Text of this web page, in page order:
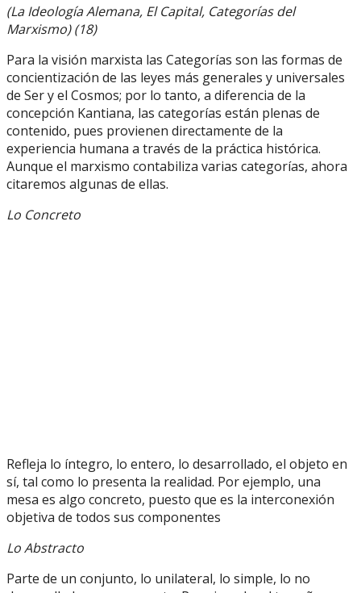
(La Ideología Alemana, El Capital, Categorías del
Marxismo) (18)
Para la visión marxista las Categorías son las formas de
concientización de las leyes más generales y universales
de Ser y el Cosmos; por lo tanto, a diferencia de la
concepción Kantiana, las categorías están plenas de
contenido, pues provienen directamente de la
experiencia humana a través de la práctica histórica.
Aunque el marxismo contabiliza varias categorías, ahora
citaremos algunas de ellas.
Lo Concreto
Refleja lo íntegro, lo entero, lo desarrollado, el objeto en
sí, tal como lo presenta la realidad. Por ejemplo, una
mesa es algo concreto, puesto que es la interconexión
objetiva de todos sus componentes
Lo Abstracto
Parte de un conjunto, lo unilateral, lo simple, lo no